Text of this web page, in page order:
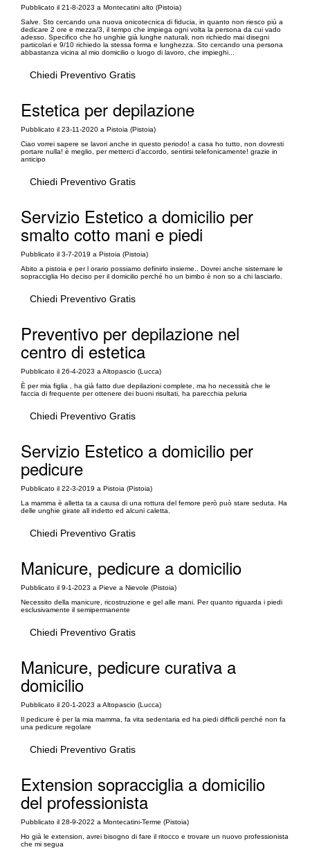
Pubblicato il 21-8-2023 a Montecatini alto (Pistoia)
Salve. Sto cercando una nuova onicotecnica di fiducia, in quanto non riesco più a
dedicare 2 ore e mezza/3, il tempo che impiega ogni volta la persona da cui vado
adesso. Specifico che ho unghie già lunghe naturali, non richiedo mai disegni
particolari e 9/10 richiedo la stessa forma e lunghezza. Sto cercando una persona
abbastanza vicina al mio domicilio o luogo di lavoro, che impieghi...
Chiedi Preventivo Gratis
Estetica per depilazione
Pubblicato il 23-11-2020 a Pistoia (Pistoia)
Ciao vorrei sapere se lavori anche in questo periodo! a casa ho tutto, non dovresti
portare nulla! è meglio, per metterci d'accordo, sentirsi telefonicamente! grazie in
anticipo
Chiedi Preventivo Gratis
Servizio Estetico a domicilio per
smalto cotto mani e piedi
Pubblicato il 3-7-2019 a Pistoia (Pistoia)
Abito a pistoia e per l orario possiamo definirlo insieme.. Dovrei anche sistemare le
sopracciglia Ho deciso per il domicilio perché ho un bimbo è non so a chi lasciarlo.
Chiedi Preventivo Gratis
Preventivo per depilazione nel
centro di estetica
Pubblicato il 26-4-2023 a Altopascio (Lucca)
È per mia figlia , ha già fatto due depilazioni complete, ma ho necessità che le
faccia di frequente per ottenere dei buoni risultati, ha parecchia peluria
Chiedi Preventivo Gratis
Servizio Estetico a domicilio per
pedicure
Pubblicato il 22-3-2019 a Pistoia (Pistoia)
La mamma è alletta ta a causa di una rottura del femore però può stare seduta. Ha
delle unghie girate all indetto ed alcuni caletta.
Chiedi Preventivo Gratis
Manicure, pedicure a domicilio
Pubblicato il 9-1-2023 a Pieve a Nievole (Pistoia)
Necessito della manicure, ricostruzione e gel alle mani. Per quanto riguarda i piedi
esclusivamente il semipermanente
Chiedi Preventivo Gratis
Manicure, pedicure curativa a
domicilio
Pubblicato il 20-1-2023 a Altopascio (Lucca)
Il pedicure è per la mia mamma, fa vita sedentaria ed ha piedi difficili perché non fa
una pedicure regolare
Chiedi Preventivo Gratis
Extension sopracciglia a domicilio
del professionista
Pubblicato il 28-9-2022 a Montecatini-Terme (Pistoia)
Ho già le extension, avrei bisogno di fare il ritocco e trovare un nuovo professionista
che mi segua